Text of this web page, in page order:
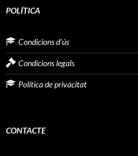
POLÍTICA
Condicions d’ús
Condicions legals
Política de privacitat
CONTACTE